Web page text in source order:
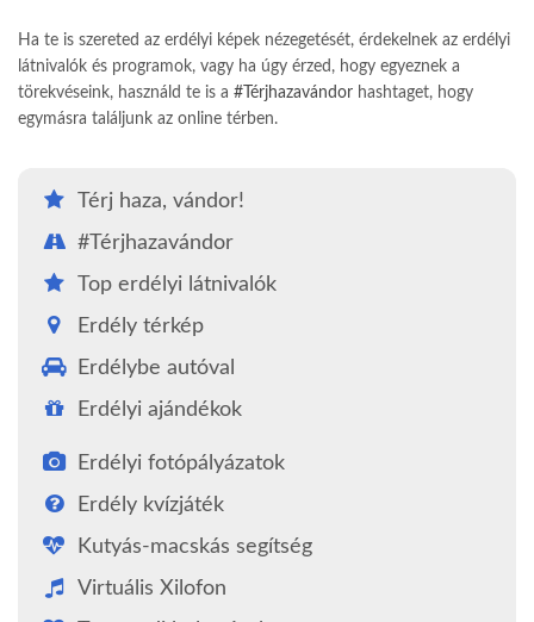
Ha te is szereted az erdélyi képek nézegetését, érdekelnek az erdélyi
látnivalók és programok, vagy ha úgy érzed, hogy egyeznek a
törekvéseink, használd te is a #Térjhazavándor hashtaget, hogy
egymásra találjunk az online térben.
Térj haza, vándor!
#Térjhazavándor
Top erdélyi látnivalók
Erdély térkép
Erdélybe autóval
Erdélyi ajándékok
Erdélyi fotópályázatok
Erdély kvízjáték
Kutyás-macskás segítség
Virtuális Xilofon